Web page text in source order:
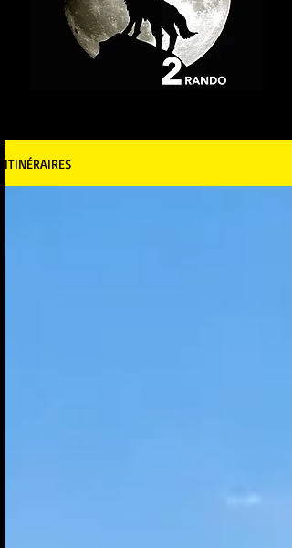
ITINÉRAIRES